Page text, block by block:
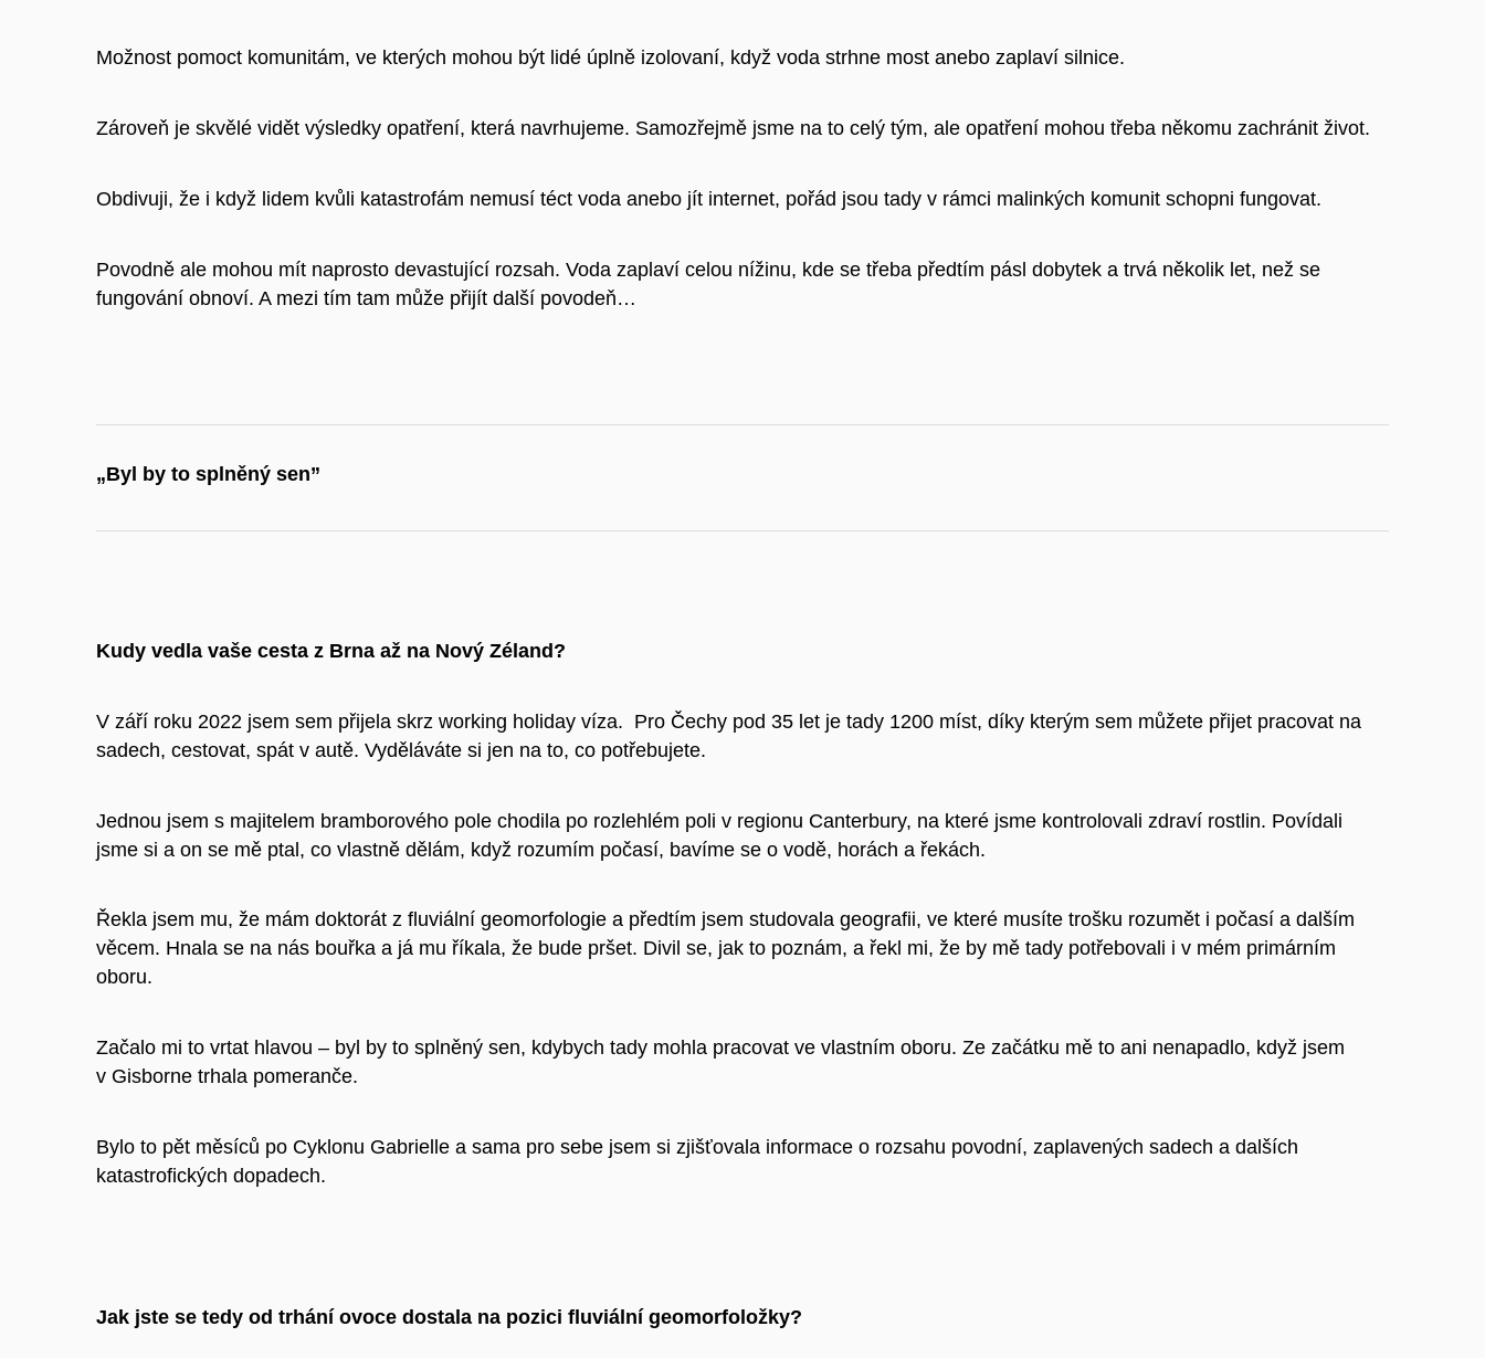
Možnost pomoct komunitám, ve kterých mohou být lidé úplně izolovaní, když voda strhne most anebo zaplaví silnice.
Zároveň je skvělé vidět výsledky opatření, která navrhujeme. Samozřejmě jsme na to celý tým, ale opatření mohou třeba někomu zachránit život.
Obdivuji, že i když lidem kvůli katastrofám nemusí téct voda anebo jít internet, pořád jsou tady v rámci malinkých komunit schopni fungovat.
Povodně ale mohou mít naprosto devastující rozsah. Voda zaplaví celou nížinu, kde se třeba předtím pásl dobytek a trvá několik let, než se
fungování obnoví. A mezi tím tam může přijít další povodeň…
„Byl by to splněný sen”
Kudy vedla vaše cesta z Brna až na Nový Zéland?
V září roku 2022 jsem sem přijela skrz working holiday víza. Pro Čechy pod 35 let je tady 1200 míst, díky kterým sem můžete přijet pracovat na
sadech, cestovat, spát v autě. Vyděláváte si jen na to, co potřebujete.
Jednou jsem s majitelem bramborového pole chodila po rozlehlém poli v regionu Canterbury, na které jsme kontrolovali zdraví rostlin. Povídali
jsme si a on se mě ptal, co vlastně dělám, když rozumím počasí, bavíme se o vodě, horách a řekách.
Řekla jsem mu, že mám doktorát z fluviální geomorfologie a předtím jsem studovala geografii, ve které musíte trošku rozumět i počasí a dalším
věcem. Hnala se na nás bouřka a já mu říkala, že bude pršet. Divil se, jak to poznám, a řekl mi, že by mě tady potřebovali i v mém primárním
oboru.
Začalo mi to vrtat hlavou – byl by to splněný sen, kdybych tady mohla pracovat ve vlastním oboru. Ze začátku mě to ani nenapadlo, když jsem
v Gisborne trhala pomeranče.
Bylo to pět měsíců po Cyklonu Gabrielle a sama pro sebe jsem si zjišťovala informace o rozsahu povodní, zaplavených sadech a dalších
katastrofických dopadech.
Jak jste se tedy od trhání ovoce dostala na pozici fluviální geomorfoložky?